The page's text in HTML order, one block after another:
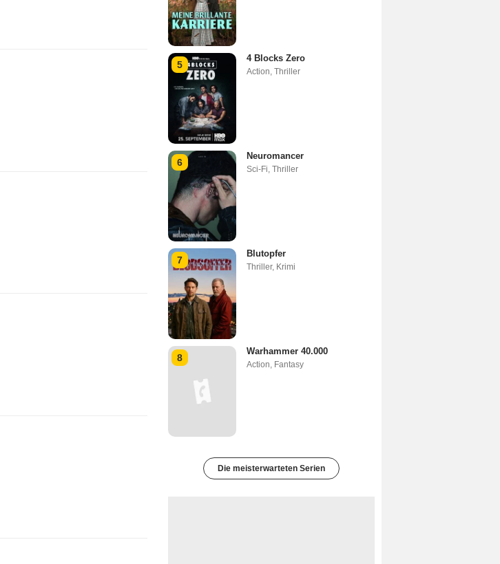
5
4 Blocks Zero
Action Thriller
6
Neuromancer
Sci-Fi Thriller
7
Blutopfer
Thriller, Krimi
8
Warhammer 40.000
Action Fantasy
Die meisterwarteten Serien